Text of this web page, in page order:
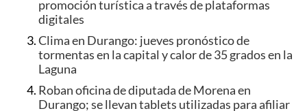
promoción turística a través de plataformas
digitales
Clima en Durango: jueves pronóstico de
tormentas en la capital y calor de 35 grados en la
Laguna
Roban oficina de diputada de Morena en
Durango; se llevan tablets utilizadas para afiliar